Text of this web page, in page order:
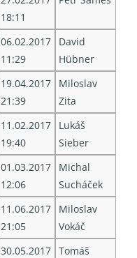
18:11
06.02.2017
11:29
David
Hübner
19.04.2017
21:39
Miloslav
Zita
11.02.2017
19:40
Lukáš
Sieber
01.03.2017
12:06
Michal
Sucháček
11.06.2017
21:05
Miloslav
Vokáč
30.05.2017 Tomáš